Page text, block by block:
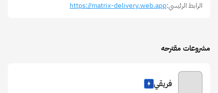
الرابط الرئيسي:https://matrix-delivery.web.app
مشروعات مقترحه
فريقي